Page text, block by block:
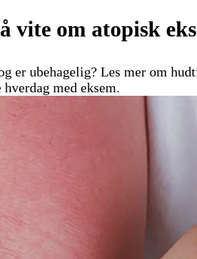
vite om atopisk
ubehagelig? Les mer om
hverdag med eksem.